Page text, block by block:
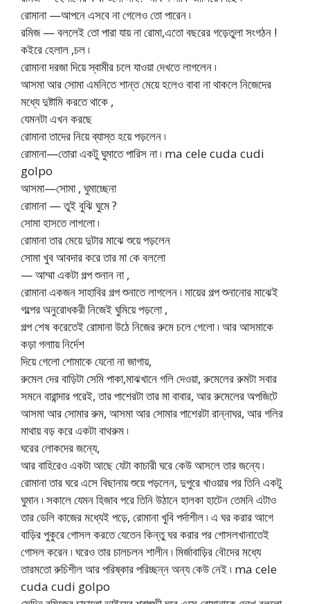
রোমানা —আপনে এসবে না গেলেও তো পারেন ৷
রমিজ — বললেই তো পারা যায় না রোমা,এতো বছরের গড়েতুলা সংগঠন !
কইরে হেলাল ,চল ৷
রোমানা দরজা দিয়ে স্বামীর চলে যাওয়া দেখতে লাগলেন ৷
আসমা আর সোমা এমনিতে শান্ত মেয়ে হলেও বাবা না থাকলে নিজেদের
মধ্যে দুষ্টামি করতে থাকে ,
যেমনটা এখন করছে
রোমানা তাদের নিয়ে ব্যাস্ত হয়ে পড়লেন ৷
রোমানা—তোরা একটু ঘুমাতে পারিস না ৷ ma cele cuda cudi
golpo
আসমা—সোমা , ঘুমাচ্ছেনা
রোমানা — তুই বুঝি ঘুমে ?
সোমা হাসতে লাগলো ৷
রোমানা তার মেয়ে দুটার মাঝে শুয়ে পড়লেন
সোমা খুব আবদার করে তার মা কে বললো
— আম্মা একটা গল্প শুনান না ,
রোমানা একজন সাহাবির গল্প শুনাতে লাগলেন ৷ মায়ের গল্প শুনানোর মাঝেই
গল্পের অনুরোধকরী নিজেই ঘুমিয়ে পড়লো ,
গল্প শেষ করেতেই রোমানা উঠে নিজের রুমে চলে গেলো ৷ আর আসমাকে
কড়া গলাায় নির্দেশ
দিয়ে গেলো শোমাকে যেনো না জাগায়,
রুমেল দের বাড়িটা সেমি পাকা,মাঝখানে গলি দেওয়া, রুমেলের রুমটা সবার
সমনে বারান্দার পরেই, তার পাশেরটা তার মা বাবার, আর রুমেলের অপজিটে
আসমা আর সোমার রুম, আসমা আর সোমার পাশেরটা রান্নাঘর, আর গলির
মাথায় বড় করে একটা বাথরুম ৷
ঘরের লোকদের জন্যে,
আর বাহিরেও একটা আছে যেটা কাচারী ঘরে কেউ আসলে তার জন্যে ৷
রোমানা তার ঘরে এসে বিছানায় শুয়ে পড়লেন, দুপুরে খাওয়ার পর তিনি একটু
ঘুমান ৷ সকালে যেমন হিজাব পরে তিনি উঠানে হালকা হাটেন তেমনি এটাও
তার ডেলি কাজের মধ্যেই পড়ে, রোমানা খুবি পর্দাশীল ৷ এ ঘর করার আগে
বাড়ির পুকুরে গোসল করতে যেতেন কিন্তু ঘর করার পর গোসলখানাতেই
গোসল করেন ৷ ঘরেও তার চালচলন শালীন ৷ মির্জাবাড়ির বৌদের মধ্যে
তারমতো রুচিশীল আর পরিষ্কার পরিচ্ছন্ন অন্য কেউ নেই ৷ ma cele
cuda cudi golpo